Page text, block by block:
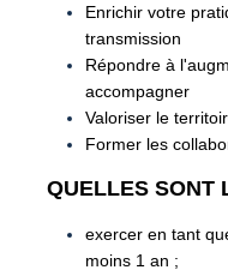
Enrichir votre
transmission
Répondre à
accompagner
Valoriser le
Former les
QUELLES SONT
exercer en tant
moins 1 an ;